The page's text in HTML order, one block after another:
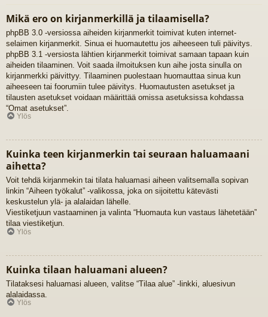
Mikä ero on kirjanmerkillä ja tilaamisella?
phpBB 3.0 -versiossa aiheiden kirjanmerkit toimivat kuten internet-
selaimen kirjanmerkit. Sinua ei huomautettu jos aiheeseen tuli päivitys.
phpBB 3.1 -versiosta lähtien kirjanmerkit toimivat samaan tapaan kuin
aiheiden tilaaminen. Voit saada ilmoituksen kun aihe josta sinulla on
kirjanmerkki päivittyy. Tilaaminen puolestaan huomauttaa sinua kun
aiheeseen tai foorumiin tulee päivitys. Huomautusten asetukset ja
tilausten asetukset voidaan määrittää omissa asetuksissa kohdassa
“Omat asetukset”.
Ylös
Kuinka teen kirjanmerkin tai seuraan haluamaani
aihetta?
Voit tehdä kirjanmekin tai tilata haluamasi aiheen valitsemalla sopivan
linkin “Aiheen työkalut” -valikossa, joka on sijoitettu kätevästi
keskustelun ylä- ja alalaidan lähelle.
Viestiketjuun vastaaminen ja valinta “Huomauta kun vastaus lähetetään”
tilaa viestiketjun.
Ylös
Kuinka tilaan haluamani alueen?
Tilataksesi haluamasi alueen, valitse “Tilaa alue” -linkki, aluesivun
alalaidassa.
Ylös